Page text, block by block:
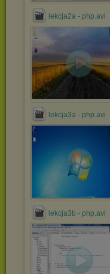
lekcja2a - php.avi
lekcja3a - php.avi
lekcja3b - php.avi